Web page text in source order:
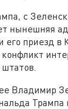
с
нынешняя
его приезд в
Владимир
Трампа